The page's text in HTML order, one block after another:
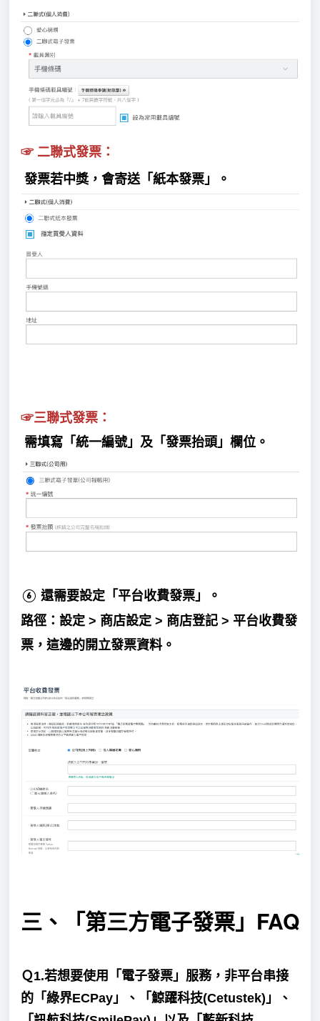
☞ 二聯式發票：
發票若中獎，會寄送「紙本發票」。
☞三聯式發票：
需填寫「統一編號」及「發票抬頭」欄位。
⑥ 還需要設定 「平台收費發票」。
路徑：設定 > 商店設定 > 商店登記 > 平台收費發
票，這邊的開立發票資料。
三、「第三方電子發票」FAQ
Ｑ1.若想要使用「電子發票」服務，非平台串接
的「綠界ECPay」、「鯨躍科技(Cetustek)」、